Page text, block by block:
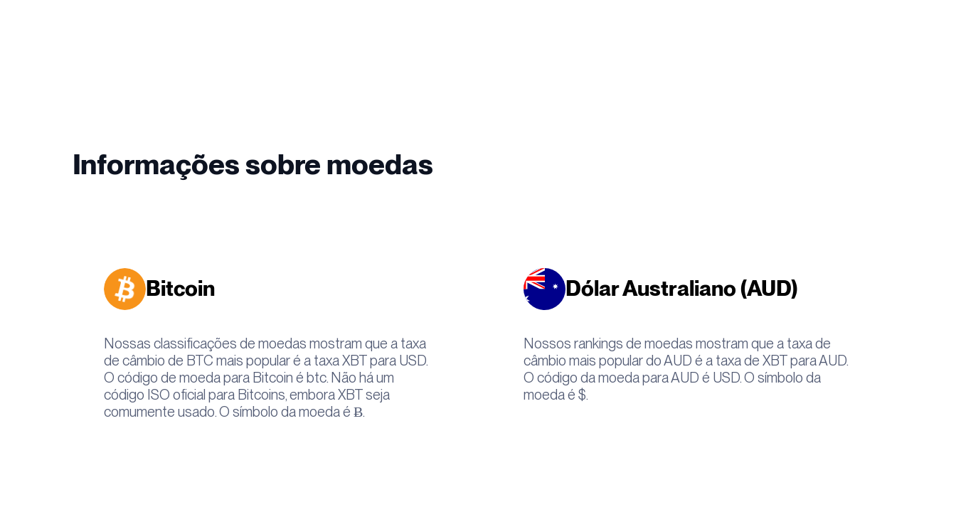
Informações sobre moedas
Bitcoin
Nossas classificações de moedas mostram que a taxa
de câmbio de BTC mais popular é a taxa XBT para USD.
O código de moeda para Bitcoin é btc. Não há um
código ISO oficial para Bitcoins, embora XBT seja
comumente usado. O símbolo da moeda é Ƀ.
Dólar Australiano (AUD)
Nossos rankings de moedas mostram que a taxa de
câmbio mais popular do AUD é a taxa de XBT para AUD.
O código da moeda para AUD é USD. O símbolo da
moeda é $.